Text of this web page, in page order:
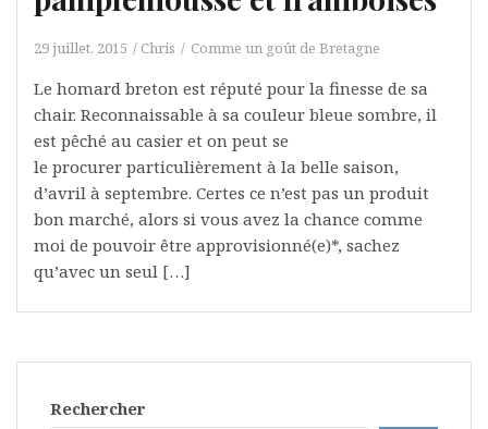
29 juillet, 2015 Chris Comme un goût de Bretagne
Le homard breton est réputé pour la finesse de sa
chair. Reconnaissable à sa couleur bleue sombre, il
est pêché au casier et on peut se
le procurer particulièrement à la belle saison,
d’avril à septembre. Certes ce n’est pas un produit
bon marché, alors si vous avez la chance comme
moi de pouvoir être approvisionné(e)*, sachez
qu’avec un seul […]
Rechercher